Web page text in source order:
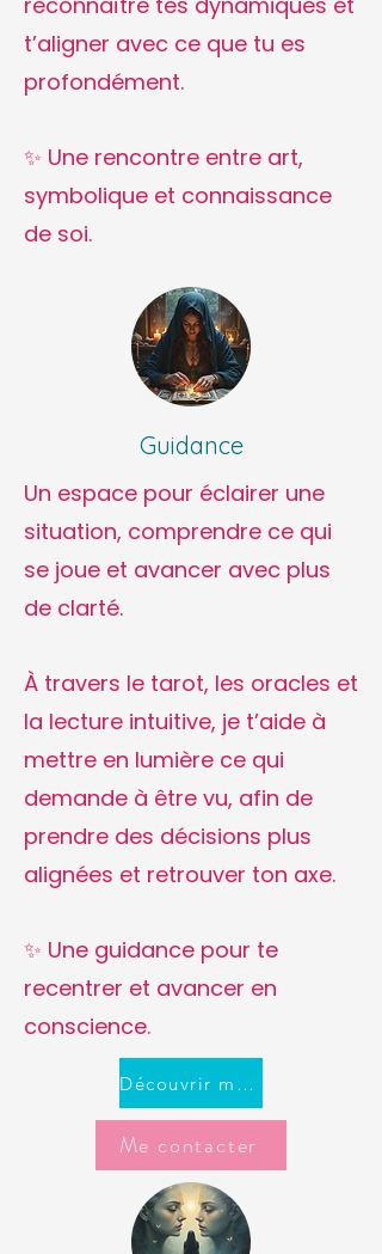
t’aligner avec ce que tu es
profondément.
✨ Une rencontre entre art,
symbolique et connaissance
de soi.
Guidance
Un espace pour éclairer une
situation, comprendre ce qui
se joue et avancer avec plus
de clarté.
À travers le tarot, les oracles et
la lecture intuitive, je t’aide à
mettre en lumière ce qui
demande à être vu, afin de
prendre des décisions plus
alignées et retrouver ton axe.
✨ Une guidance pour te
recentrer et avancer en
conscience.
Découvrir mes offres
Me contacter